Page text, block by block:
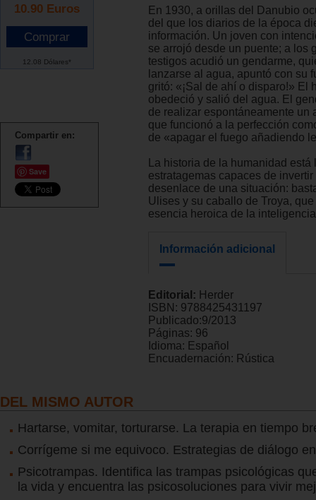
10.90 Euros
12.08 Dólares*
Compartir en:
Save
En 1930, a orillas del Danubio
del que los diarios de la época
información. Un joven con
se arrojó desde un puente; a los
testigos acudió un gendarme,
lanzarse al agua, apuntó con su
gritó: «¡Sal de ahí o disparo!» El
obedeció y salió del agua. El
de realizar espontáneamente un
que funcionó a la perfección
de «apagar el fuego añadiendo
La historia de la humanidad está
estratagemas capaces de
desenlace de una situación:
Ulises y su caballo de Troya,
esencia heroica de la
Información adicional
Editorial: Herder
ISBN: 9788425431197
Publicado:9/2013
Páginas: 96
Idioma: Español
Encuadernación: Rústica
DEL MISMO AUTOR
Hartarse, vomitar, torturarse. La terapia en tiempo
Corrígeme si me equivoco. Estrategias de diálogo
Psicotrampas. Identifica las trampas psicológicas
la vida y encuentra las psicosoluciones para vivir